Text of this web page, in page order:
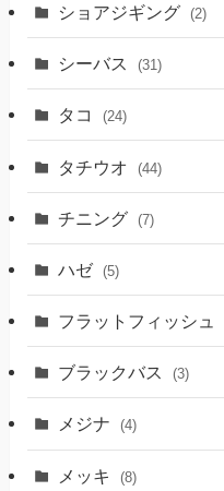
ショアジギング (2)
シーバス (31)
タコ (24)
タチウオ (44)
チニング (7)
ハゼ (5)
フラットフィッシュ
ブラックバス (3)
メジナ (4)
メッキ (8)